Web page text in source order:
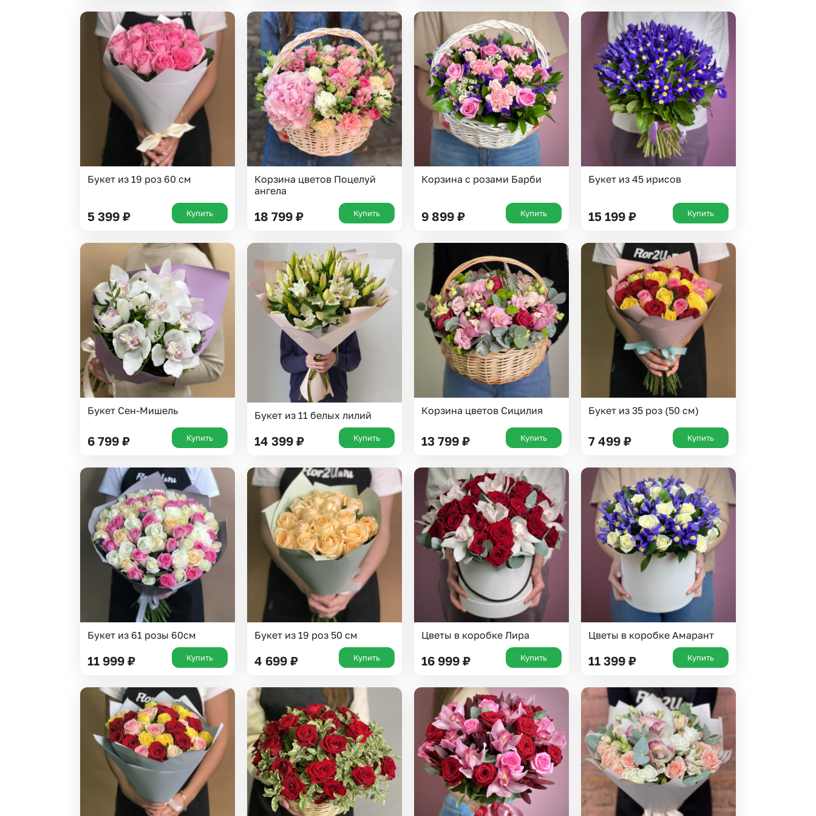
Казань
Уфа
Челябинск
Екатеринбург
Новосибирск
Омск
Волгоград
Воронеж
Букет из 19 роз 60 см
5 399 ₽ Купить
Корзина цветов Поцелуй
ангела
18 799 ₽ Купить
Корзина с розами Барби
9 899 ₽ Купить
Букет из 45 ирисов
15 199 ₽ Купить
Букет Сен-Мишель
6 799 ₽ Купить
Букет из 11 белых лилий
14 399 ₽ Купить
Корзина цветов Сицилия
13 799 ₽ Купить
Букет из 35 роз (50 см)
7 499 ₽ Купить
Букет из 61 розы 60см
11 999 ₽ Купить
Букет из 19 роз 50 см
4 699 ₽ Купить
Цветы в коробке Лира
16 999 ₽ Купить
Цветы в коробке Амарант
11 399 ₽ Купить